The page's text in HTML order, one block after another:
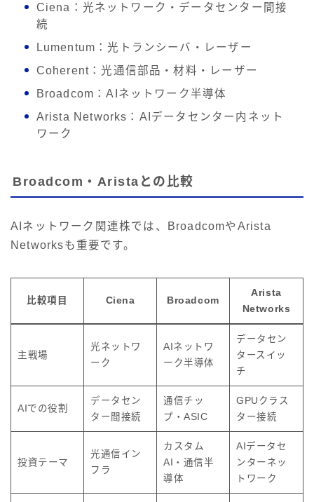
Ciena：光ネットワーク・データセンター間接
続
Lumentum：光トランシーバ・レーザー
Coherent：光通信部品・材料・レーザー
Broadcom：AIネットワーク半導体
Arista Networks：AIデータセンター内ネット
ワーク
Broadcom・Aristaとの比較
AIネットワーク関連株では、BroadcomやArista
Networksも重要です。
比較項目 Ciena Broadcom
Arista
Networks
主戦場
光ネットワ
ーク
AIネットワ
ーク半導体
データセン
タースイッ
チ
AIでの役割
データセン
ター間接続
通信チッ
プ・ASIC
GPUクラス
ター接続
投資テーマ
光通信イン
フラ
カスタム
AI・通信半
導体
AIデータセ
ンターネッ
トワーク